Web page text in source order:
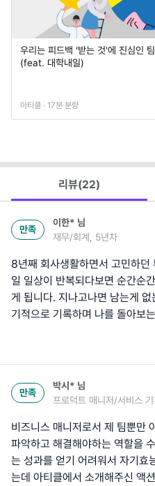
우리는 피드백 ‘받는 것'에 진심인
(feat. 대학내일)
아티클 · 17분 분량
리뷰(22)
만족
이한* 님
재무/회계, 5년차
8년째 회사생활하면서 고민하던
일 일상이 반복되다보면 순간순
게 됩니다. 지나고나면 남는게
기적으로 기록하며 나를 돌아보
만족
박시* 님
프로덕트 매니저/서비스
비즈니스 매니저로서 제 팀뿐만
파악하고 해결해야하는 역할을
는 성과를 얻기 어려워서 자기효
는데 아티클에서 소개해주신 액